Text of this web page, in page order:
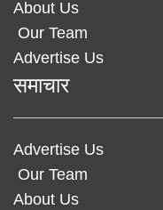
About Us
Our Team
Advertise Us
समाचार
Advertise Us
Our Team
About Us